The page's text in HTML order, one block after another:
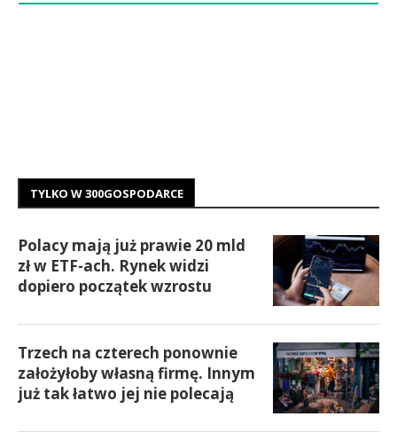
TYLKO W 300GOSPODARCE
Polacy mają już prawie 20 mld
zł w ETF-ach. Rynek widzi
dopiero początek wzrostu
Trzech na czterech ponownie
założyłoby własną firmę. Innym
już tak łatwo jej nie polecają